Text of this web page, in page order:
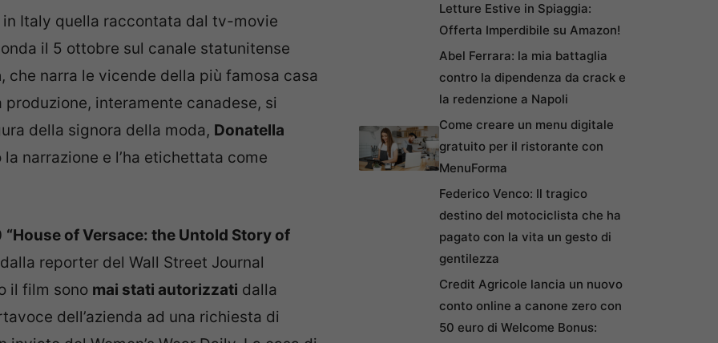
in Italy quella raccontata dal tv-movie
il 5 ottobre sul canale statunitense
, che narra le vicende della più famosa casa
interamente canadese, si
della signora della moda, Donatella
narrazione e l’ha etichettata come
“House of Versace: the Untold Story of
reporter del Wall Street Journal
il film sono mai stati autorizzati dalla
dell’azienda ad una richiesta di
Letture Estive in Spiaggia:
Offerta Imperdibile su Amazon!
Abel Ferrara: la mia battaglia
contro la dipendenza da crack e
la redenzione a Napoli
Come creare un menu digitale
gratuito per il ristorante con
MenuForma
Federico Venco: Il tragico
destino del motociclista che ha
pagato con la vita un gesto di
gentilezza
Credit Agricole lancia un nuovo
conto online a canone zero con
50 euro di Welcome Bonus: